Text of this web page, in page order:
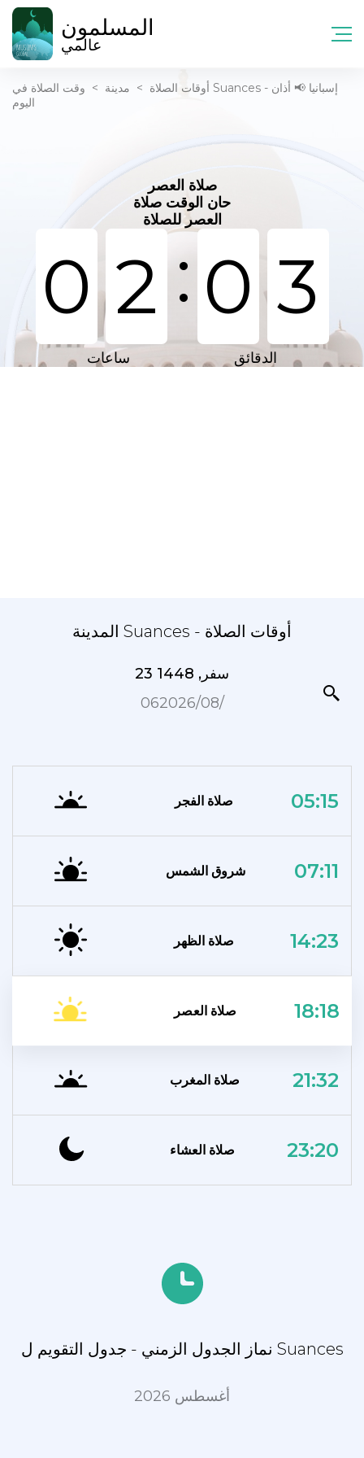
المسلمون
عالمي
أوقات الصلاة > مدينة > وقت الصلاة في Suances - إسبانيا 📢 أذان
اليوم
صلاة العصر
حان الوقت صلاة
العصر للصلاة
0 2 : 0 3
ساعات الدقائق
المدينة Suances - أوقات الصلاة
23 سفر, 1448
06‏/08‏/2026
صلاة الفجر 05:15
شروق الشمس 07:11
صلاة الظهر 14:23
صلاة العصر 18:18
صلاة المغرب 21:32
صلاة العشاء 23:20
نماز الجدول الزمني - جدول التقويم ل Suances
أغسطس 2026